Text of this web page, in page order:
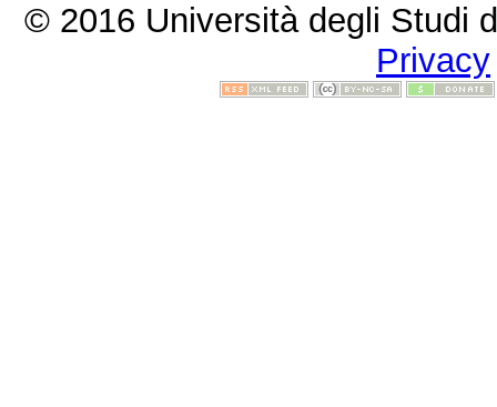
© 2016 Università degli Studi
Privacy